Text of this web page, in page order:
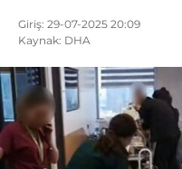
Giriş: 29-07-2025 20:09
Kaynak: DHA